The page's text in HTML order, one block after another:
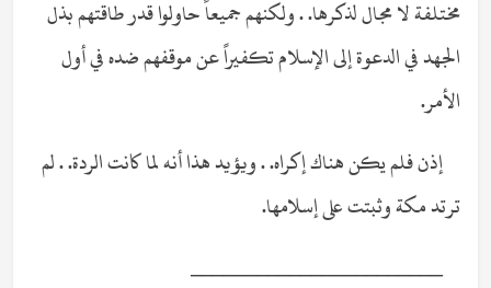
مختلفة لا مجال لذكرها. . ولكنهم جميعاً حاولوا قدر طاقتهم بذل
الجهد في الدعوة إلى الإسلام تكفيراً عن موقفهم ضده في أول
الأمر.
إذن فلم يكن هناك إكراه. . ويؤيد هذا أنه لما كانت الردة. . لم
ترتد مكة وثبتت على إسلامها.
_______________________